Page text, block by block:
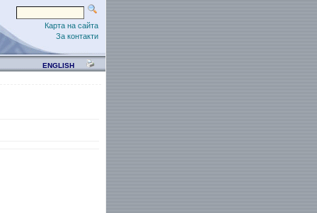
Карта на сайта
За контакти
ENGLISH